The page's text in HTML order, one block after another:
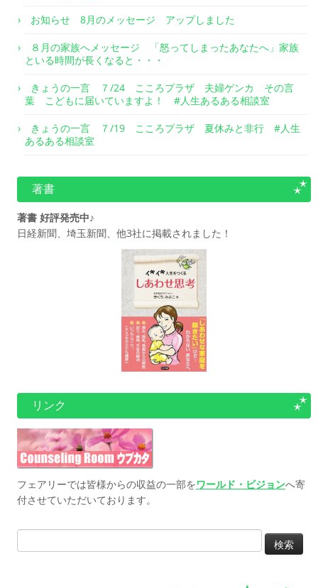
お知らせ 8月のメッセージ アップしました
８月の家族へメッセージ 「怒ってしまったあなたへ」家族
といる時間が長くなると・・・
きょうの一言 ７/24 こころプラザ 夫婦ゲンカ その言
葉 こどもに届いていますよ！ #人生あるある相談室
きょうの一言 ７/19 こころプラザ 夏休みと非行 #人生
あるある相談室
著書
著書 好評発売中♪
日経新聞、埼玉新聞、他3社に掲載されました！
リンク
フェアリーでは皆様からの収益の一部をワールド・ビジョンへ寄
付させていただいております。
検
索: